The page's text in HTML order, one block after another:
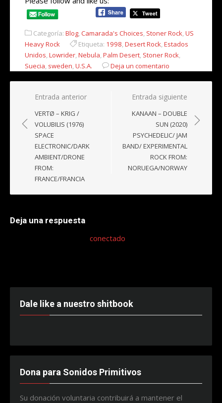
Categoría: Blog,Camarada's Choices, Stoner Rock,US
Heavy Rock
Etiqueta: 1998,Desert Rock,Estados
Unidos,Lowrider,Nebula,Palm Desert, Stoner Rock,
Suecia, sweden,U.S.A. Deja un comentario
Navegación
entradas
Entrada anterior
VERTØ – KRIG /
VOLUBILIS (1976)
SPACE
ELECTRONIC/DARK
AMBIENT/DRONE
FROM:
FRANCE/FRANCIA
Entrada siguiente
KANAAN – DOUBLE
SUN (2020)
PSYCHEDELIC/ JAM
BAND/ EXPERIMENTAL
ROCK FROM:
NORUEGA/NORWAY
Deja una respuesta
conectado
Dale like a nuestro shitbook
Dona para Sonidos Primitivos
Su donación voluntaria contribuirá a mantener el